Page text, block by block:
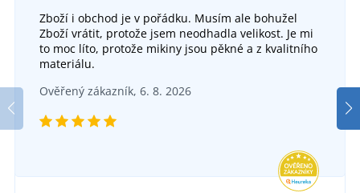
Dárkové balení: Zmijovka Bontis s pleteným
629 Kč
Zboží i obchod je v pořádku. Musím ale bohužel
Zboží vrátit, protože jsem neodhadla velikost. Je mi
to moc líto, protože mikiny jsou pěkné a z kvalitního
materiálu.
Ověřený zákazník, 6. 8. 2026